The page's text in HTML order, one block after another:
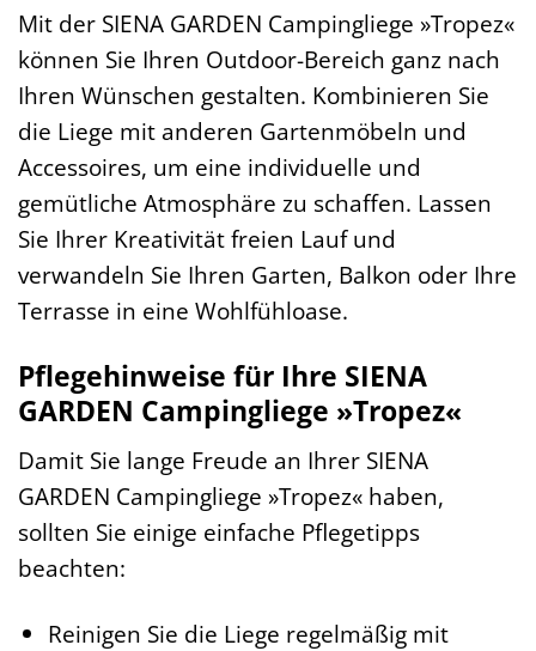
Mit der SIENA GARDEN Campingliege »Tropez«
können Sie Ihren Outdoor-Bereich ganz nach
Ihren Wünschen gestalten. Kombinieren Sie
die Liege mit anderen Gartenmöbeln und
Accessoires, um eine individuelle und
gemütliche Atmosphäre zu schaffen. Lassen
Sie Ihrer Kreativität freien Lauf und
verwandeln Sie Ihren Garten, Balkon oder Ihre
Terrasse in eine Wohlfühloase.
Pflegehinweise für Ihre SIENA
GARDEN Campingliege »Tropez«
Damit Sie lange Freude an Ihrer SIENA
GARDEN Campingliege »Tropez« haben,
sollten Sie einige einfache Pflegetipps
beachten:
Reinigen Sie die Liege regelmäßig mit